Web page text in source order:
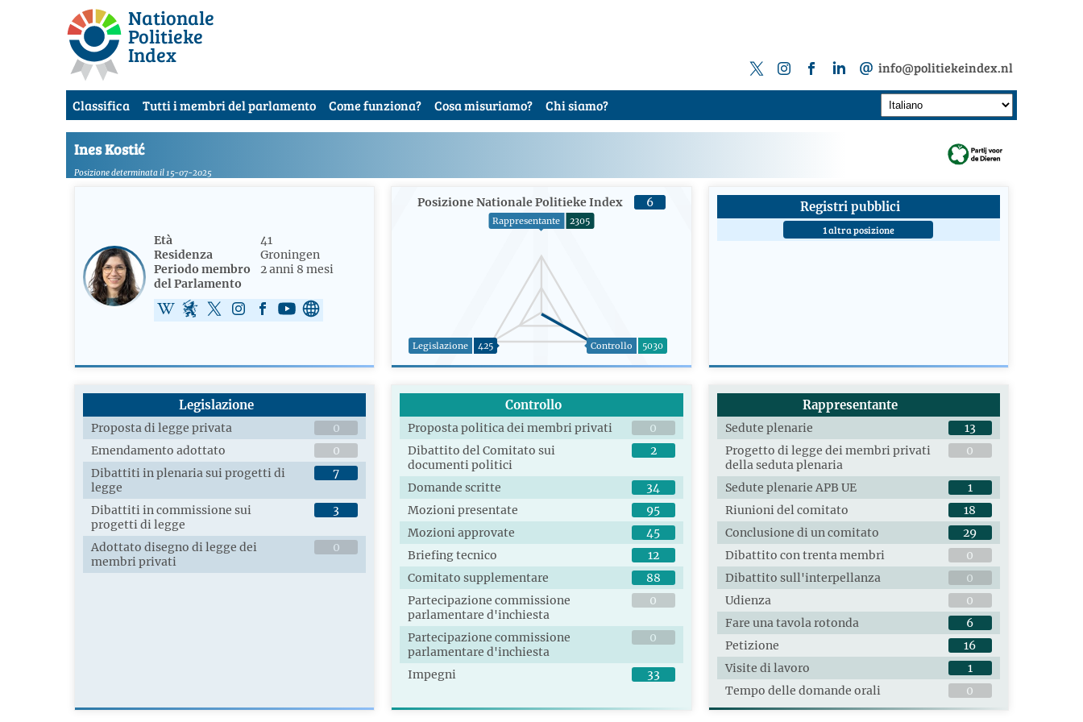
Nationale
Politieke
Index info@politiekeindex.nl
Classifica Tutti i membri del parlamento Come funziona? Cosa misuriamo? Chi siamo?
Ines Kostić
Posizione determinata il 15-07-2025
Età
41
Residenza
Groningen
Periodo membro
del Parlamento
2 anni 8 mesi
Posizione Nationale Politieke Index 6
Legislazione 425
Rappresentante 2305
Controllo 5030
Registri pubblici
1 altra posizione
Legislazione
Proposta di legge privata
0
Emendamento adottato
0
Dibattiti in plenaria sui progetti di
legge
7
Dibattiti in commissione sui
progetti di legge
3
Adottato disegno di legge dei
membri privati
0
Controllo
Proposta politica dei membri privati
0
Dibattito del Comitato sui
documenti politici
2
Domande scritte
34
Mozioni presentate
95
Mozioni approvate
45
Briefing tecnico
12
Comitato supplementare
88
Partecipazione commissione
parlamentare d'inchiesta
0
Partecipazione commissione
parlamentare d'inchiesta
0
Impegni 33
Rappresentante
Sedute plenarie
13
Progetto di legge dei membri privati
della seduta plenaria
0
Sedute plenarie APB UE
1
Riunioni del comitato
18
Conclusione di un comitato
29
Dibattito con trenta membri
0
Dibattito sull'interpellanza
0
Udienza
0
Fare una tavola rotonda
6
Petizione
16
Visite di lavoro
1
Tempo delle domande orali
0